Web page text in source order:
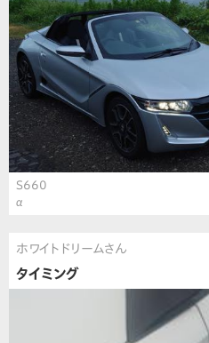
S660
α
ホワイトドリームさん
タイミング